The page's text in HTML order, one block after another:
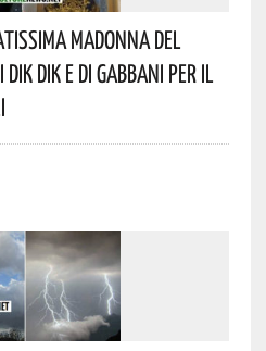
Madonna Del
DIK E Di Gabbani Per Il